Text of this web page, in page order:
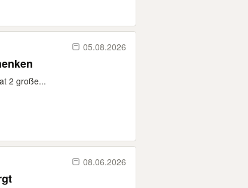
05.08.2026
2 große...
08.06.2026